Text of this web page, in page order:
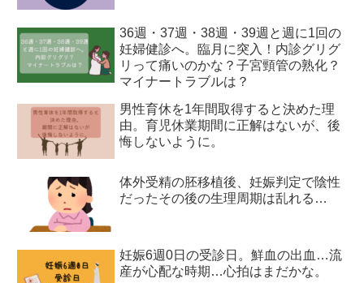
36週・37週・38週・39週と週に1回の
妊婦健診へ。臨月に突入！内診グリグ
リって痛いのかな？子宮頸管の熟化？
マイナートラブルは？
男性育休を1年間取得すると決めた理
由。育児休業期間に正解はないが、後
悔しないように。
体外受精の胚移植後、妊娠判定で陰性
だったその後の生理周期は乱れる…
妊娠6週0日の受診日。鮮血の出血…流
産が心配な時期…心拍はまだかな。